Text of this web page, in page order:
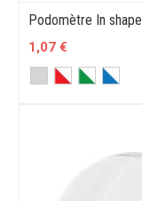
Podomètre In shape
1,07 €